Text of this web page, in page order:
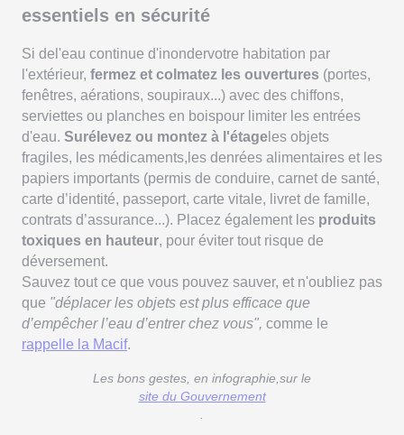
essentiels en sécurité
Si del'eau continue d'inondervotre habitation par
l'extérieur, fermez et colmatez les ouvertures (portes,
fenêtres, aérations, soupiraux...) avec des chiffons,
serviettes ou planches en boispour limiter les entrées
d'eau. Surélevez ou montez à l'étage les objets
fragiles, les médicaments,les denrées alimentaires et les
papiers importants (permis de conduire, carnet de santé,
carte d’identité, passeport, carte vitale, livret de famille,
contrats d’assurance...). Placez également les produits
toxiques en hauteur, pour éviter tout risque de
déversement.
Sauvez tout ce que vous pouvez sauver, et n'oubliez pas
que "déplacer les objets est plus efficace que
d’empêcher l’eau d’entrer chez vous", comme le
rappelle la Macif.
Les bons gestes, en infographie,sur le
site du Gouvernement